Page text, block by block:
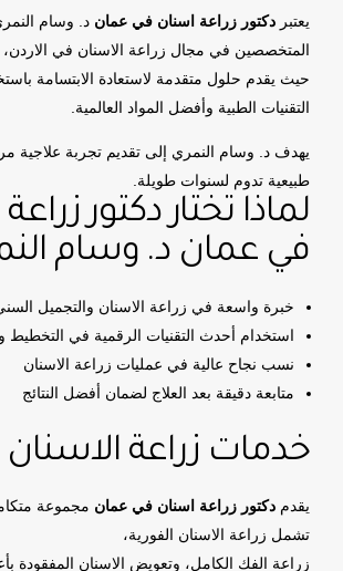
يعتبر دكتور زراعة اسنان في عمان د. وسام
المتخصصين في مجال زراعة الاسنان في الاردن،
حيث يقدم حلول متقدمة لاستعادة الابتسامة
التقنيات الطبية وأفضل المواد العالمية.
يهدف د. وسام النمري إلى تقديم تجربة علاجية
طبيعية تدوم لسنوات طويلة.
لماذا تختار دكتور
في عمان د. وسام
خبرة واسعة في زراعة الاسنان والتجميل
استخدام أحدث التقنيات الرقمية في التخطيط
نسب نجاح عالية في عمليات زراعة الاسنان
متابعة دقيقة بعد العلاج لضمان أفضل النتائج
خدمات زراعة الاسنان
يقدم دكتور زراعة اسنان في عمان مجموعة
تشمل زراعة الاسنان الفورية،
زراعة الفك الكامل، وتعويض الاسنان المفقودة